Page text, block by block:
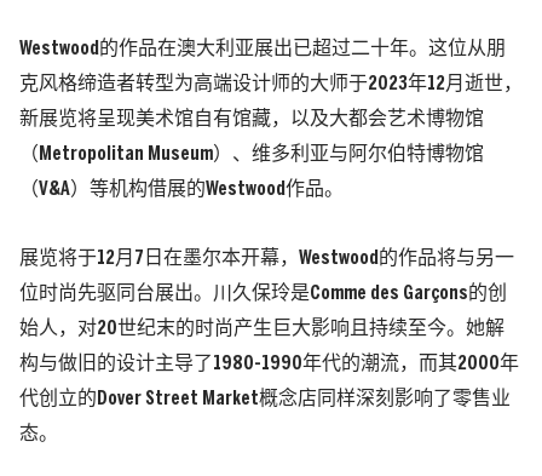
Westwood的作品在澳大利亚展出已超过二十年。这位从朋
克风格缔造者转型为高端设计师的大师于2023年12月逝世，
新展览将呈现美术馆自有馆藏，以及大都会艺术博物馆
（Metropolitan Museum）、维多利亚与阿尔伯特博物馆
（V&A）等机构借展的Westwood作品。
展览将于12月7日在墨尔本开幕，Westwood的作品将与另一
位时尚先驱同台展出。川久保玲是Comme des Garçons的创
始人，对20世纪末的时尚产生巨大影响且持续至今。她解
构与做旧的设计主导了1980-1990年代的潮流，而其2000年
代创立的Dover Street Market概念店同样深刻影响了零售业
态。